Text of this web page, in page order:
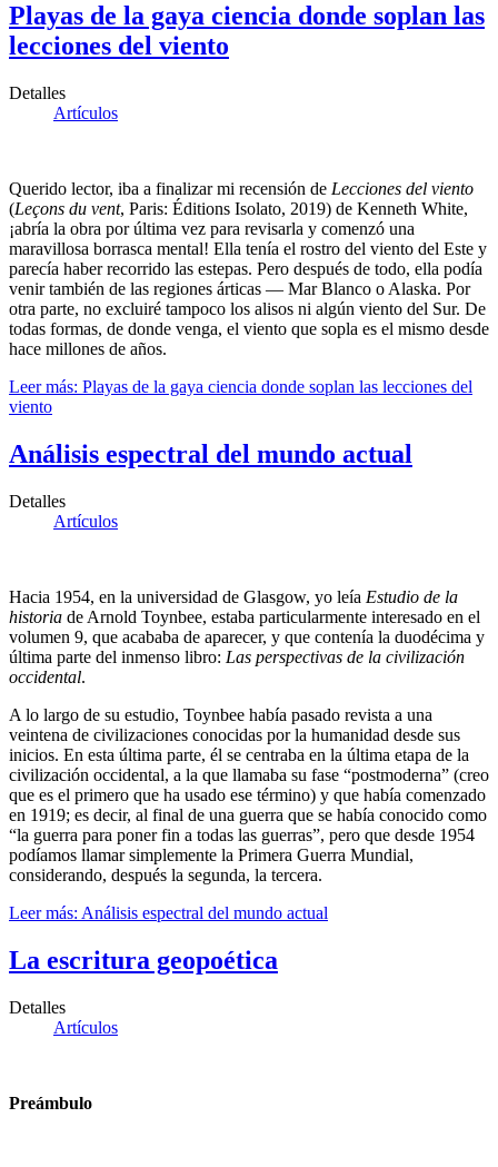
Playas de la gaya ciencia donde soplan las
lecciones del viento
Detalles
Artículos
Querido lector, iba a finalizar mi recensión de Lecciones del viento
(Leçons du vent, Paris: Éditions Isolato, 2019) de Kenneth White,
¡abría la obra por última vez para revisarla y comenzó una
maravillosa borrasca mental! Ella tenía el rostro del viento del Este y
parecía haber recorrido las estepas. Pero después de todo, ella podía
venir también de las regiones árticas — Mar Blanco o Alaska. Por
otra parte, no excluiré tampoco los alisos ni algún viento del Sur. De
todas formas, de donde venga, el viento que sopla es el mismo desde
hace millones de años.
Leer más: Playas de la gaya ciencia donde soplan las lecciones del
viento
Análisis espectral del mundo actual
Detalles
Artículos
Hacia 1954, en la universidad de Glasgow, yo leía Estudio de la
historia de Arnold Toynbee, estaba particularmente interesado en el
volumen 9, que acababa de aparecer, y que contenía la duodécima y
última parte del inmenso libro: Las perspectivas de la civilización
occidental.
A lo largo de su estudio, Toynbee había pasado revista a una
veintena de civilizaciones conocidas por la humanidad desde sus
inicios. En esta última parte, él se centraba en la última etapa de la
civilización occidental, a la que llamaba su fase “postmoderna” (creo
que es el primero que ha usado ese término) y que había comenzado
en 1919; es decir, al final de una guerra que se había conocido como
“la guerra para poner fin a todas las guerras”, pero que desde 1954
podíamos llamar simplemente la Primera Guerra Mundial,
considerando, después la segunda, la tercera.
Leer más: Análisis espectral del mundo actual
La escritura geopoética
Detalles
Artículos
Preámbulo